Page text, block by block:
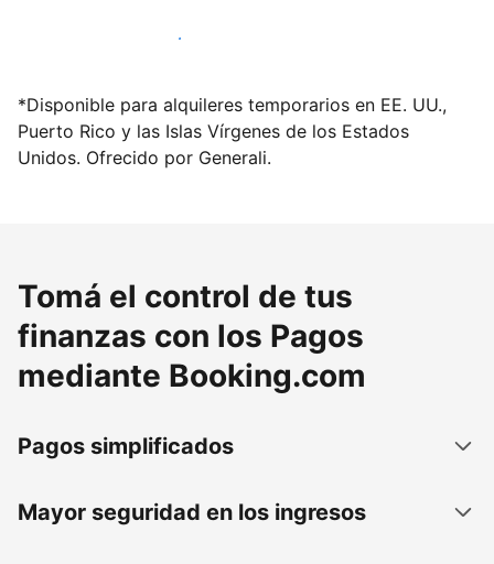
Publicá en nuestra plataforma hoy
*Disponible para alquileres temporarios en EE. UU.,
Puerto Rico y las Islas Vírgenes de los Estados
Unidos. Ofrecido por Generali.
Tomá el control de tus
finanzas con los Pagos
mediante Booking.com
Pagos simplificados
Mayor seguridad en los ingresos